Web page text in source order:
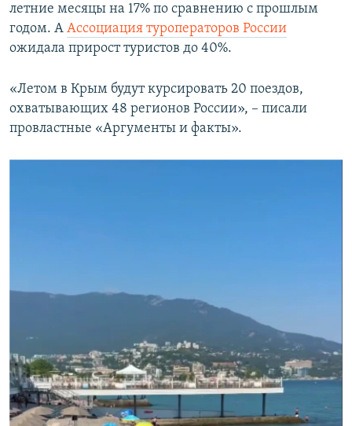
летние месяцы на 17% по сравнению с прошлым
годом. А Ассоциация туроператоров России
ожидала прирост туристов до 40%.
«Летом в Крым будут курсировать 20 поездов,
охватывающих 48 регионов России», – писали
провластные «Аргументы и факты».